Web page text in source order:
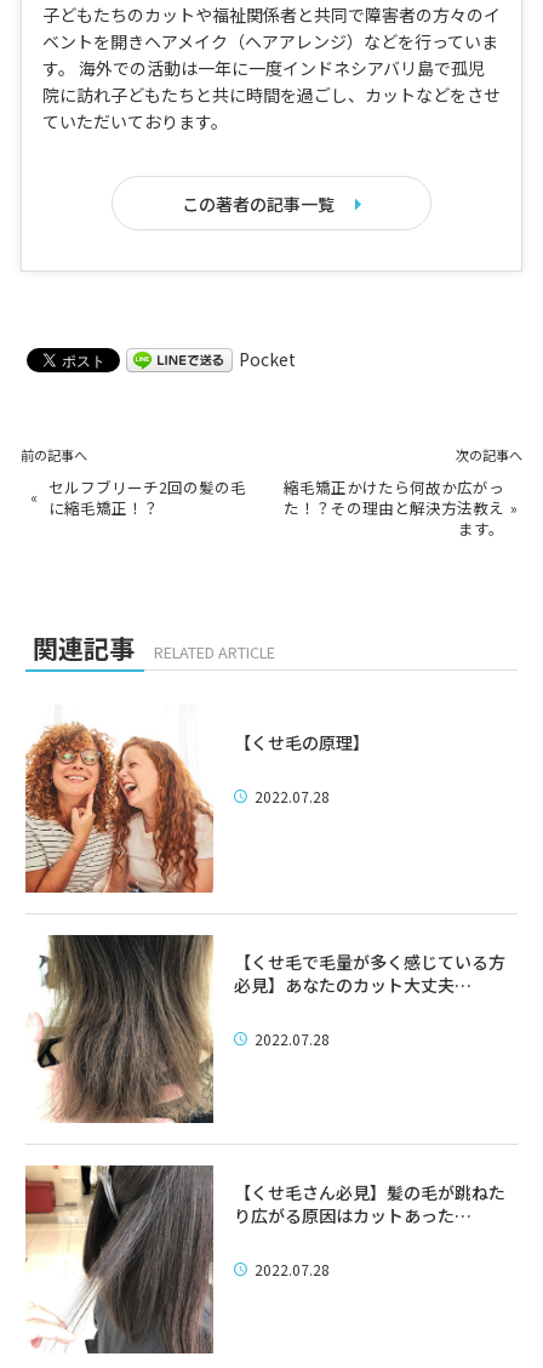
子どもたちのカットや福祉関係者と共同で障害者の方々のイ
ベントを開きヘアメイク（ヘアアレンジ）などを行っていま
す。 海外での活動は一年に一度インドネシアバリ島で孤児
院に訪れ子どもたちと共に時間を過ごし、カットなどをさせ
ていただいております。
この著者の記事一覧
Pocket
前の記事へ
« セルフブリーチ2回の髪の毛
に縮毛矯正！？
次の記事へ
縮毛矯正かけたら何故か広がっ
た！？その理由と解決方法教え
ます。
»
関連記事 RELATED ARTICLE
【くせ毛の原理】
2022.07.28
【くせ毛で毛量が多く感じている方
必見】あなたのカット大丈夫…
2022.07.28
【くせ毛さん必見】髪の毛が跳ねた
り広がる原因はカットあった…
2022.07.28